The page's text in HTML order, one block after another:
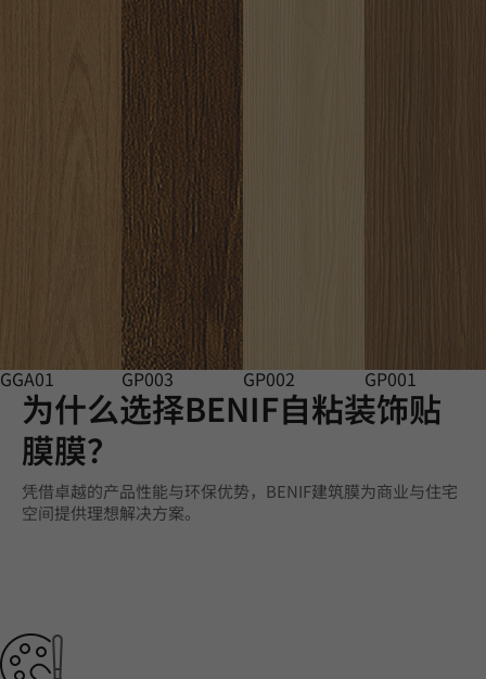
GGA01 GP003 GP002 GP001
为什么选择BENIF自粘装饰贴
膜膜？
凭借卓越的产品性能与环保优势，BENIF建筑膜为商业与住宅
空间提供理想解决方案。